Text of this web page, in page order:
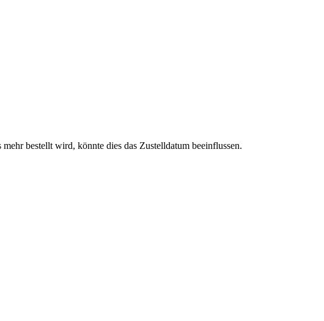
bestellt wird, könnte dies das Zustelldatum beeinflussen.